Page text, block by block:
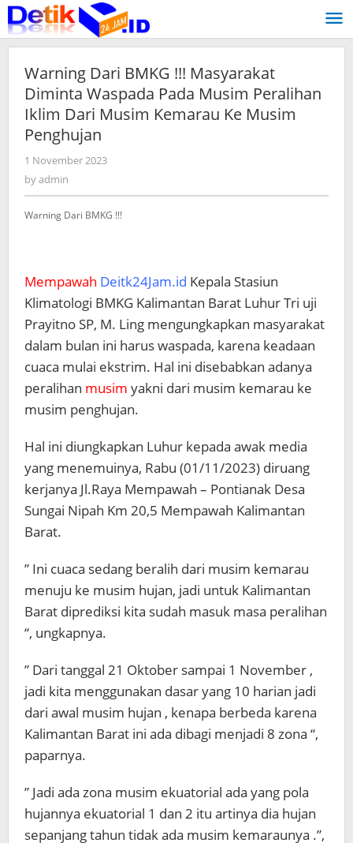
Skip
to
content
Warning Dari BMKG !!! Masyarakat
Diminta Waspada Pada Musim Peralihan
Iklim Dari Musim Kemarau Ke Musim
Penghujan
1 November 2023
byadmin
Warning Dari BMKG !!!
Mempawah Deitk24Jam.id Kepala Stasiun
Klimatologi BMKG Kalimantan Barat Luhur Tri uji
Prayitno SP, M. Ling mengungkapkan masyarakat
dalam bulan ini harus waspada, karena keadaan
cuaca mulai ekstrim. Hal ini disebabkan adanya
peralihan musim yakni dari musim kemarau ke
musim penghujan.
Hal ini diungkapkan Luhur kepada awak media
yang menemuinya, Rabu (01/11/2023) diruang
kerjanya Jl.Raya Mempawah – Pontianak Desa
Sungai Nipah Km 20,5 Mempawah Kalimantan
Barat.
” Ini cuaca sedang beralih dari musim kemarau
menuju ke musim hujan, jadi untuk Kalimantan
Barat diprediksi kita sudah masuk masa peralihan
“, ungkapnya.
” Dari tanggal 21 Oktober sampai 1 November ,
jadi kita menggunakan dasar yang 10 harian jadi
dari awal musim hujan , kenapa berbeda karena
Kalimantan Barat ini ada dibagi menjadi 8 zona “,
paparnya.
” Jadi ada zona musim ekuatorial ada yang pola
hujannya ekuatorial 1 dan 2 itu artinya dia hujan
sepanjang tahun tidak ada musim kemaraunya .”,